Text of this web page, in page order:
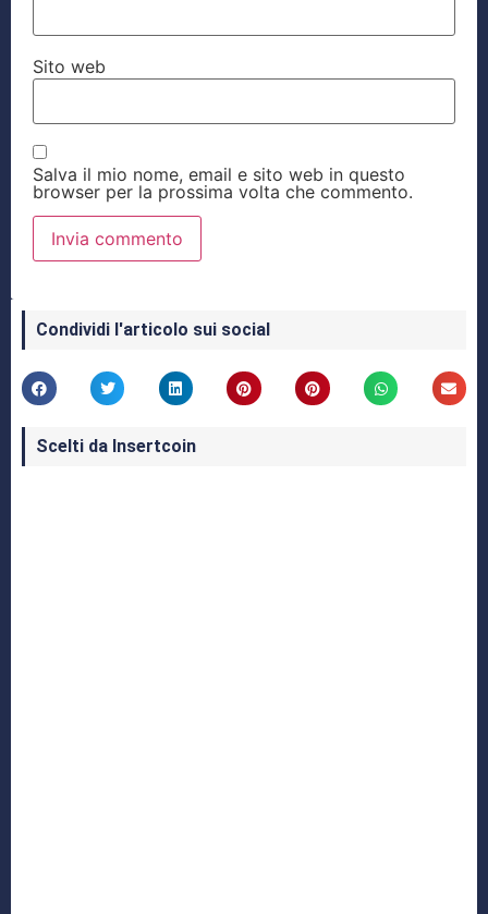
Sito web
Salva il mio nome, email e sito web in questo
browser per la prossima volta che commento.
Condividi l'articolo sui social
Scelti da Insertcoin